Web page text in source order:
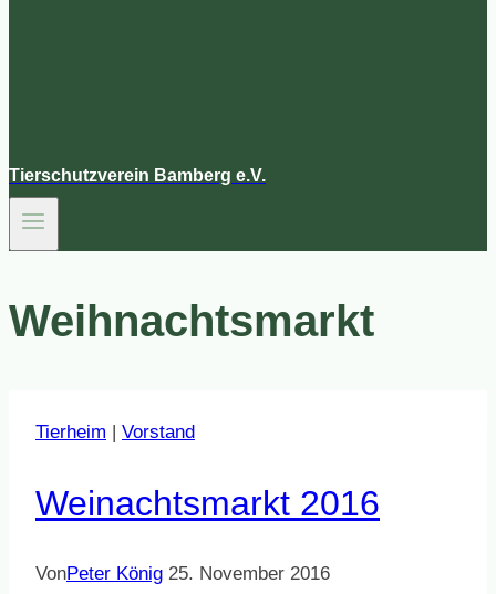
Tierschutzverein Bamberg e.V.
Weihnachtsmarkt
Tierheim Vorstand
Weinachtsmarkt 2016
VonPeter König 25. November 2016